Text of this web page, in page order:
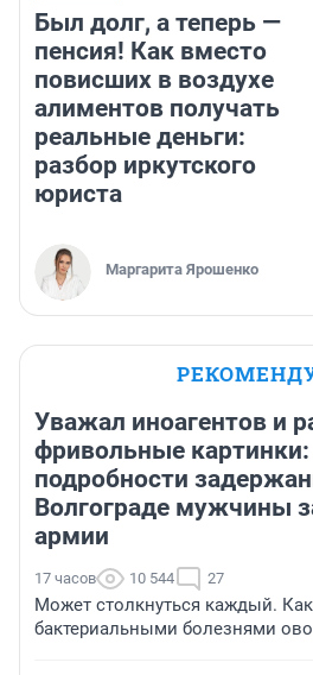
Был долг, а теперь —
пенсия! Как вместо
повисших в воздухе
алиментов получать
реальные деньги:
разбор иркутского
юриста
Маргарита Ярошенко
Уважал иноагентов и
фривольные
подробности
Волгограде мужчины
армии
17 часов 10 544 27
Может столкнуться каждый.
бактериальными болезнями